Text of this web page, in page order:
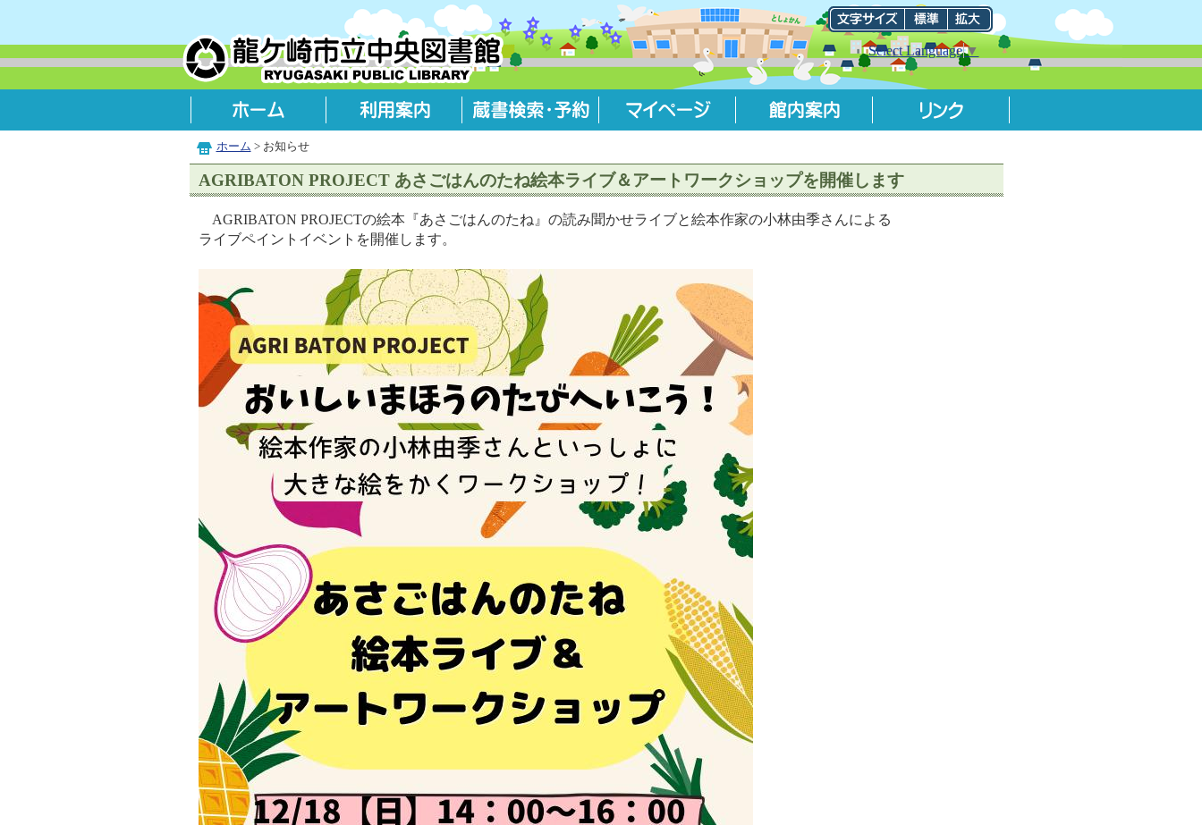
Select Language▼
ホーム > お知らせ
AGRIBATON PROJECT あさごはんのたね絵本ライブ＆アートワークショップを開催します
AGRIBATON PROJECTの絵本『あさごはんのたね』の読み聞かせライブと絵本作家の小林由季さんによる
ライブペイントイベントを開催します。